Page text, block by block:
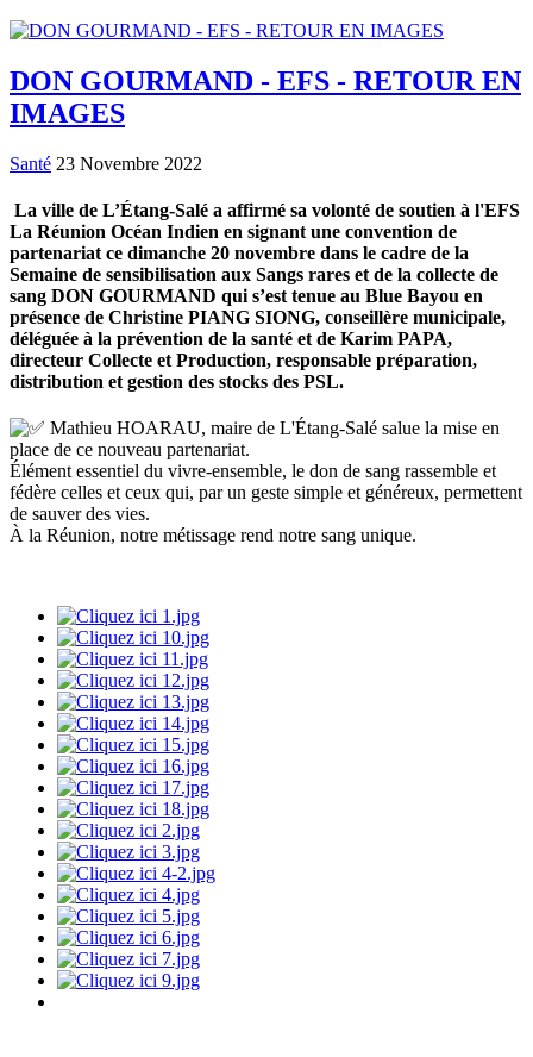
DON GOURMAND - EFS - RETOUR EN
IMAGES
Santé 23 Novembre 2022
La ville de L’Étang-Salé a affirmé sa volonté de soutien à l'EFS
La Réunion Océan Indien en signant une convention de
partenariat ce dimanche 20 novembre dans le cadre de la
Semaine de sensibilisation aux Sangs rares et de la collecte de
sang DON GOURMAND qui s’est tenue au Blue Bayou en
présence de Christine PIANG SIONG, conseillère municipale,
déléguée à la prévention de la santé et de Karim PAPA,
directeur Collecte et Production, responsable préparation,
distribution et gestion des stocks des PSL.
Mathieu HOARAU, maire de L'Étang-Salé salue la mise en
place de ce nouveau partenariat.
Élément essentiel du vivre-ensemble, le don de sang rassemble et
fédère celles et ceux qui, par un geste simple et généreux, permettent
de sauver des vies.
À la Réunion, notre métissage rend notre sang unique.